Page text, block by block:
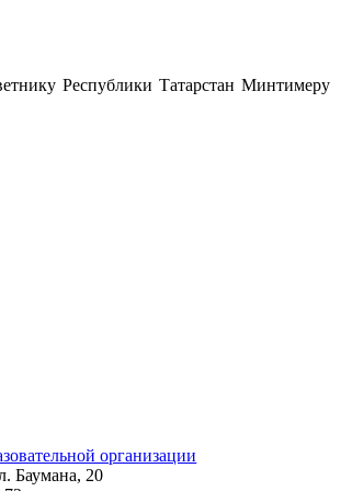
Республики Татарстан Минтимеру
организации
Баумана, 20